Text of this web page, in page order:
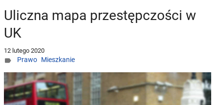
Uliczna mapa przestępczości w
UK
12 lutego 2020
 Prawo Mieszkanie